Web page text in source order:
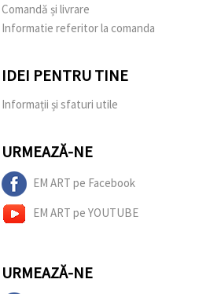
Comandă și livrare
Informatie referitor la comanda
IDEI PENTRU TINE
Informații și sfaturi utile
URMEAZĂ-NE
EM ART pe Facebook
EM ART pe YOUTUBE
URMEAZĂ-NE